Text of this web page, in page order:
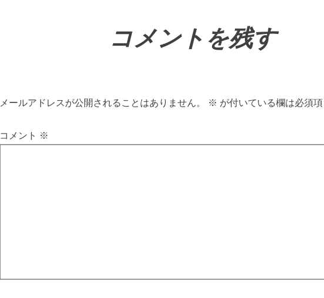
コメントを残す
メールアドレスが公開されることはありません。 ※ が付いている欄は必須
コメント ※